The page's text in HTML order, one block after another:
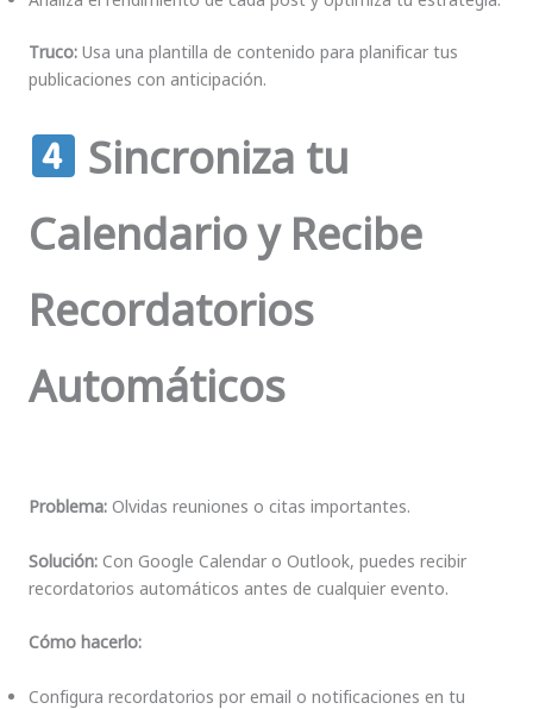
Truco: Usa una plantilla de contenido para planificar tus
publicaciones con anticipación.
Sincroniza tu
Calendario y Recibe
Recordatorios
Automáticos
Problema: Olvidas reuniones o citas importantes.
Solución: Con Google Calendar o Outlook, puedes recibir
recordatorios automáticos antes de cualquier evento.
Cómo hacerlo:
Configura recordatorios por email o notificaciones en tu